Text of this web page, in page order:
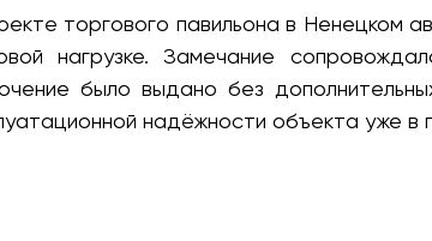
торгового павильона в Ненецком
нагрузке. Замечание
было выдано без
надёжности объекта уже в